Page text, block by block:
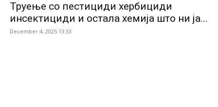
Труење со пестициди хербициди
инсектициди и остала хемија што ни ја...
December 4, 2025 13:33